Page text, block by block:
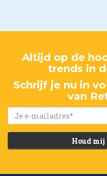
Altijd op de
trends in
Schrijf je nu in
van
Houd mij